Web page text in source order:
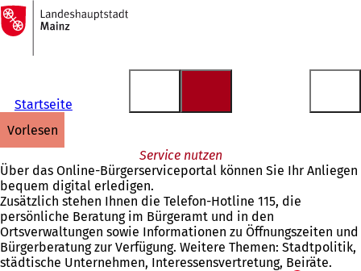
Inhalt anspringen
Zur
Startseite
Startseite
vorlesen
Service nutzen
Über das Online-Bürgerserviceportal können Sie Ihr Anliegen
bequem digital erledigen.
Zusätzlich stehen Ihnen die Telefon-Hotline 115, die
persönliche Beratung im Bürgeramt und in den
Ortsverwaltungen sowie Informationen zu Öffnungszeiten und
Bürgerberatung zur Verfügung. Weitere Themen: Stadtpolitik,
städtische Unternehmen, Interessensvertretung, Beiräte.